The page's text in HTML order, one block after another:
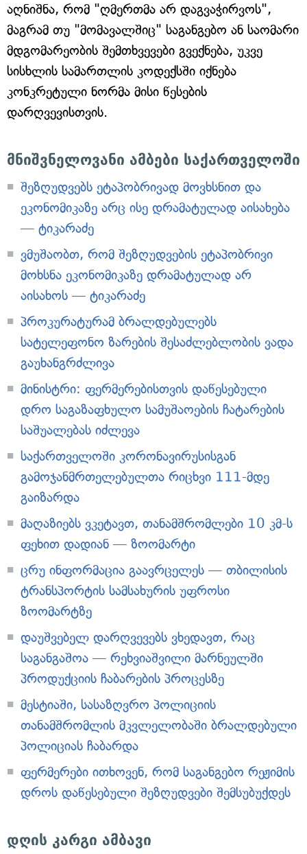
აღნიშნა, რომ "ღმერთმა არ დაგვაჭირვოს",
მაგრამ თუ "მომავალშიც" საგანგებო ან საომარი
მდგომარეობის შემთხვევები გვექნება, უკვე
სისხლის სამართლის კოდექსში იქნება
კონკრეტული ნორმა მისი წესების
დარღვევისთვის.
მნიშვნელოვანი ამბები საქართველოში
შეზღუდვებს ეტაპობრივად მოვხსნით და
ეკონომიკაზე არც ისე დრამატულად აისახება
— ტიკარაძე
ვმუშაობთ, რომ შეზღუდვების ეტაპობრივი
მოხსნა ეკონომიკაზე დრამატულად არ
აისახოს — ტიკარაძე
პროკურატურამ ბრალდებულებს
სატელეფონო ზარების შესაძლებლობის ვადა
გაუხანგრძლივა
მინისტრი: ფერმერებისთვის დაწესებული
დრო საგაზაფხულო სამუშაოების ჩატარების
საშუალებას იძლევა
საქართველოში კორონავირუსისგან
გამოჯანმრთელებულთა რიცხვი 111-მდე
გაიზარდა
მაღაზიებს ვკეტავთ, თანამშრომლები 10 კმ-ს
ფეხით დადიან — ზოომარტი
ცრუ ინფორმაცია გაავრცელეს — თბილისის
ტრანსპორტის სამსახურის უფროსი
ზოომარტზე
დაუშვებელ დარღვევებს ვხედავთ, რაც
საგანგაშოა — რეხვიაშვილი მარნეულში
პროდუქციის ჩაბარების პროცესზე
მესტიაში, სასაზღვრო პოლიციის
თანამშრომლის მკვლელობაში ბრალდებული
პოლიციას ჩაბარდა
ფერმერები ითხოვენ, რომ საგანგებო რეჟიმის
დროს დაწესებული შეზღუდვები შემსუბუქდეს
დღის კარგი ამბავი